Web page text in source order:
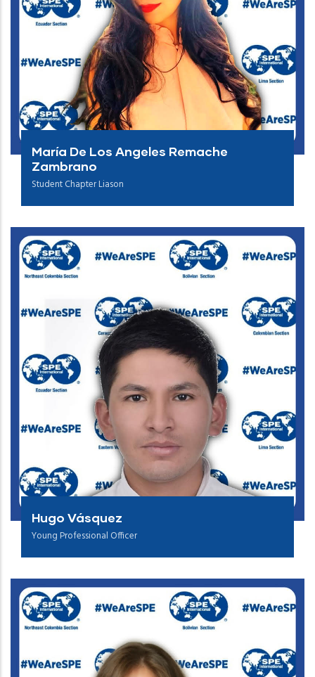
María De Los Angeles Remache
Zambrano
Student Chapter Liason
Hugo Vásquez
Young Professional Officer